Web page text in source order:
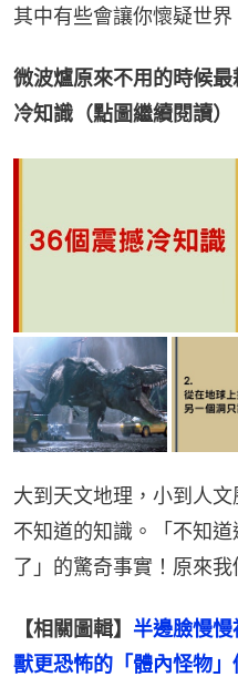
其中有些會讓你懷疑世
微波爐原來不用的時候
冷知識（點圖繼續閱讀）
大到天文地理，小到人
不知道的知識。「不知
了」的驚奇事實！原來
【相關圖輯】 半邊臉慢
獸更恐怖的「體內怪物」